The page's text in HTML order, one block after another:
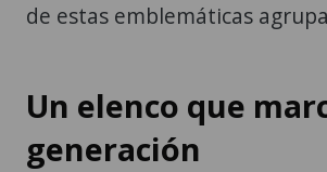
de estas emblemáticas
Un elenco que
generación